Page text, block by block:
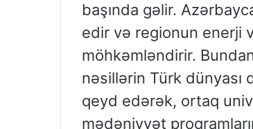
başında gəlir.
edir və regionun enerji
möhkəmləndirir.
nəsillərin Türk dünyası
qeyd edərək, ortaq
mədəniyyət